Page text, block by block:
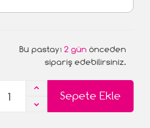
Bu pastayı 2 gün önceden
sipariş edebilirsiniz.
Sepete Ekle